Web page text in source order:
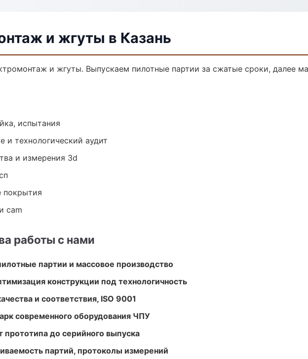
и жгуты в Казань
и жгуты. Выпускаем пилотные партии за сжатые сроки, далее
испытания
и технологический аудит
и измерения 3d
покрытия
cam
работы с нами
партии и массовое производство
конструкции под технологичность
и соответствия, ISO 9001
современного оборудования ЧПУ
прототипа до серийного выпуска
партий, протоколы измерений